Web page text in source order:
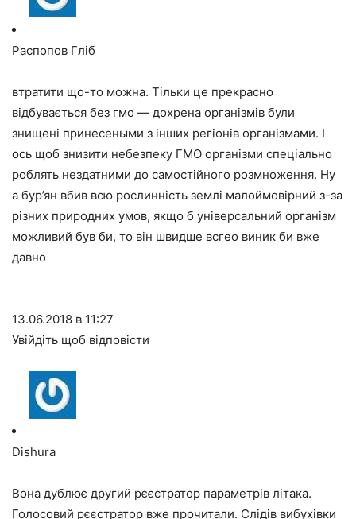
Распопов Гліб
втратити що-то можна. Тільки це прекрасно
відбувається без гмо — дохрена організмів були
знищені принесеными з інших регіонів організмами. І
ось щоб знизити небезпеку ГМО організми спеціально
роблять нездатними до самостійного розмноження. Ну
а бур’ян вбив всю рослинність землі малоймовірний з-за
різних природних умов, якщо б універсальний організм
можливий був би, то він швидше всгео виник би вже
давно
13.06.2018 в 11:27
Увійдіть щоб відповісти
Dishura
Вона дублює другий рєєстратор параметрів літака.
Голосовий рєєстратор вже прочитали. Слідів вибухівки